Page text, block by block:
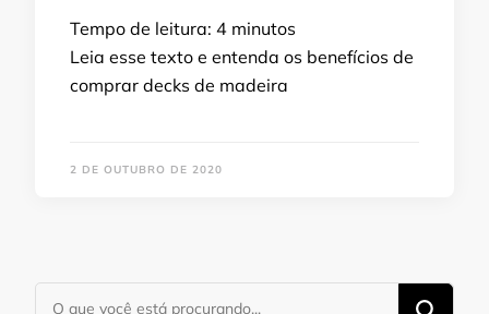
Tempo de leitura: 4 minutos
Leia esse texto e entenda os benefícios de
comprar decks de madeira
2 DE OUTUBRO DE 2020
Procurando